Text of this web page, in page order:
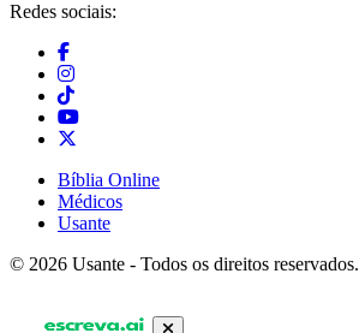
Redes sociais:
Bíblia Online
Médicos
Usante
© 2026 Usante - Todos os direitos reservados.